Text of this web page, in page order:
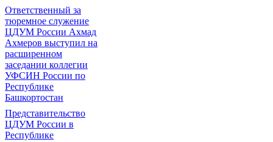
Ответственный за
тюремное служение
ЦДУМ России Ахмад
Ахмеров выступил на
расширенном
заседании коллегии
УФСИН России по
Республике
Башкортостан
Представительство
ЦДУМ России в
Республике